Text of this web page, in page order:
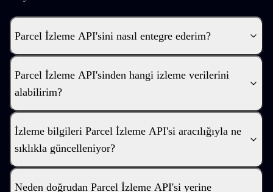
Parcel İzleme API'sini nasıl entegre ederim?
Parcel İzleme API'sinden hangi izleme verilerini
alabilirim?
İzleme bilgileri Parcel İzleme API'si aracılığıyla ne
sıklıkla güncelleniyor?
Neden doğrudan Parcel İzleme API'si yerine